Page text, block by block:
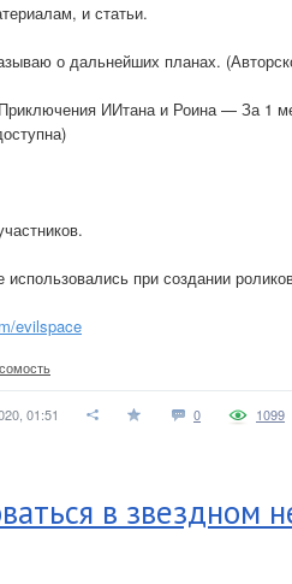
и статьи.
о дальнейших планах.
ИИтана и Роина — За 1
при создании
evilspace
01:51 0 1099
в звездном